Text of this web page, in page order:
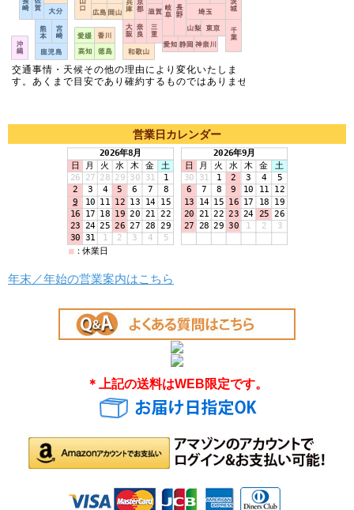
営業日カレンダー
年末／年始の営業案内はこちら
＊上記の送料はWEB限定です。